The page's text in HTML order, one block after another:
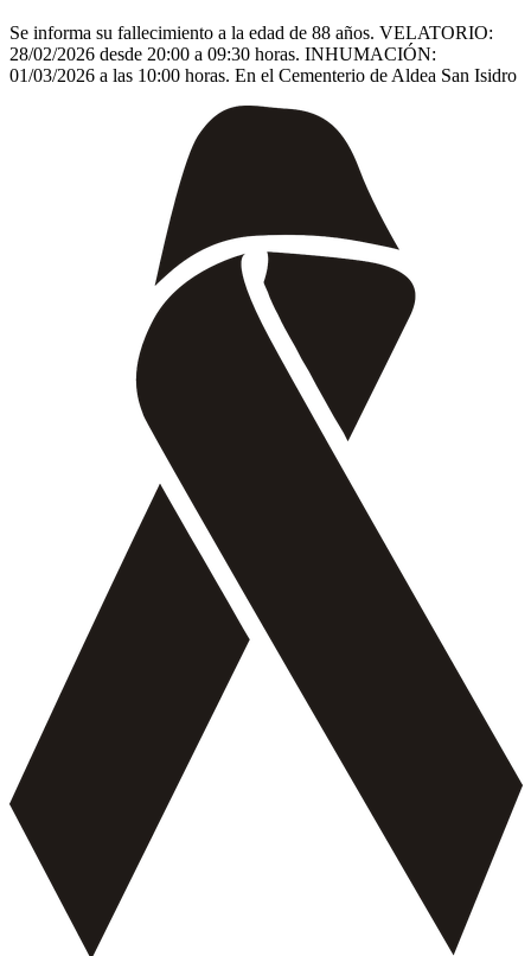
Se informa su fallecimiento a la edad de 88 años. VELATORIO:
28/02/2026 desde 20:00 a 09:30 horas. INHUMACIÓN:
01/03/2026 a las 10:00 horas. En el Cementerio de Aldea San Isidro